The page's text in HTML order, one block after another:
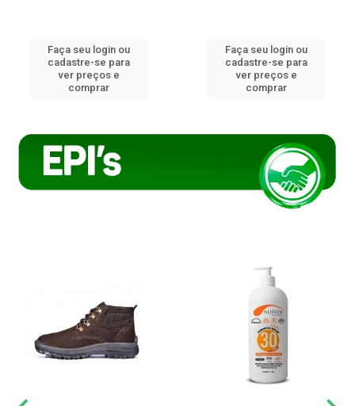
Faça seu login ou
cadastre-se para
ver preços e
comprar
Faça seu login ou
cadastre-se para
ver preços e
comprar